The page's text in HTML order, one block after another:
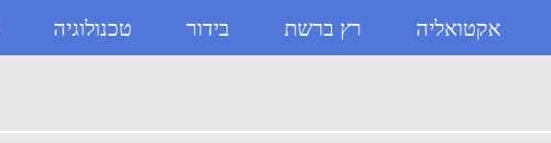
אקטואליה רץ ברשת בידור טכנולוגיה